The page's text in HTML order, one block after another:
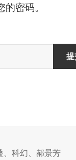
密码。
、科幻、郝景芳